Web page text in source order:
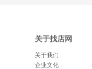
关于找店网
关于我们
企业文化